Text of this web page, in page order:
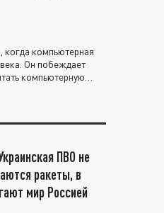
компьютерная
Он побеждает
компьютерную
ПВО не
ракеты, в
мир Россией